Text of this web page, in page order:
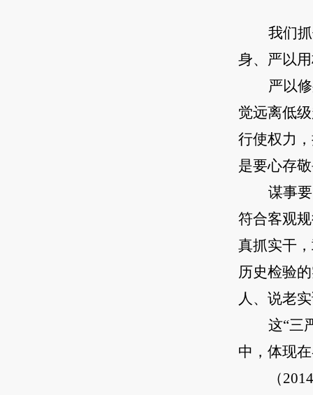
我们
身、严以
严以
觉远离低
行使权力
是要心存
谋事
符合客观
真抓实干
历史检验
人、说老
这“三
中，体现
（